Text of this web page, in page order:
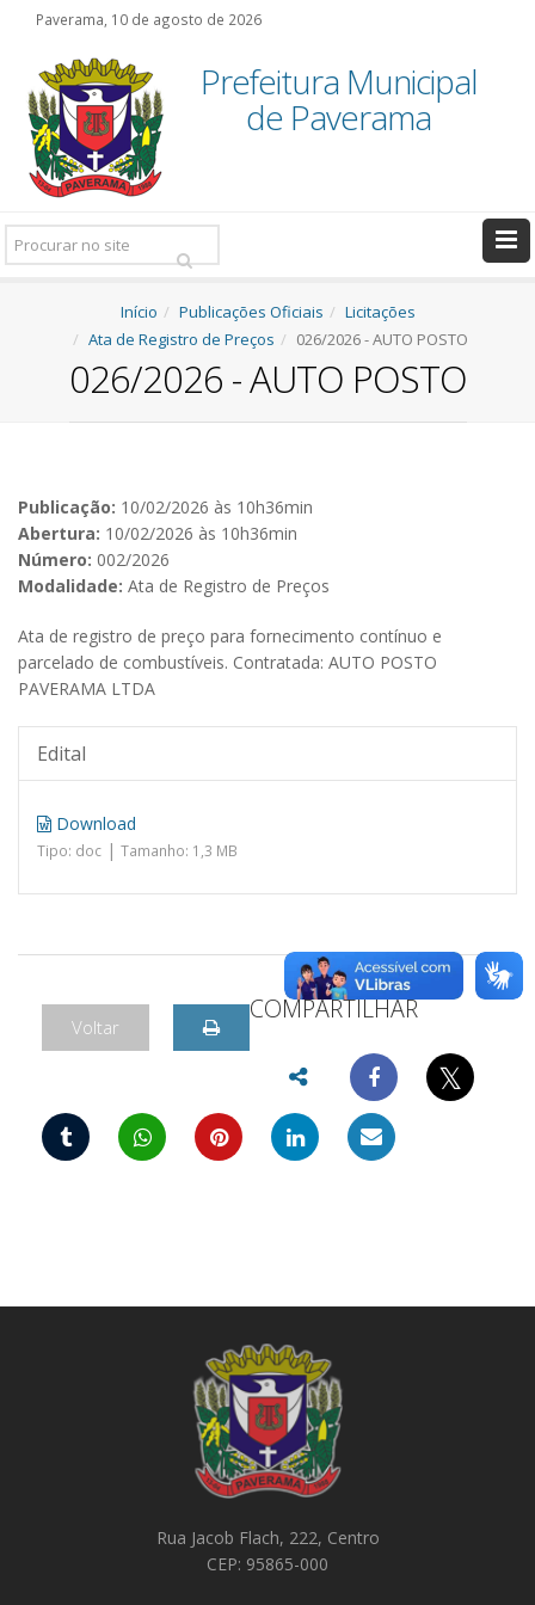
Paverama, 10 de agosto de 2026
Prefeitura Municipal
de Paverama
Pesquisar:
Início Publicações Oficiais
Licitações
Ata de Registro de Preços
026/2026 - AUTO POSTO
026/2026 - AUTO POSTO
Publicação: 10/02/2026 às 10h36min
Abertura: 10/02/2026 às 10h36min
Número: 002/2026
Modalidade: Ata de Registro de Preços
Ata de registro de preço para fornecimento contínuo e
parcelado de combustíveis. Contratada: AUTO POSTO
PAVERAMA LTDA
Edital
Download
Tipo: doc | Tamanho: 1,3 MB
Voltar
COMPARTILHAR
𝕏
Rua Jacob Flach, 222, Centro
CEP: 95865-000